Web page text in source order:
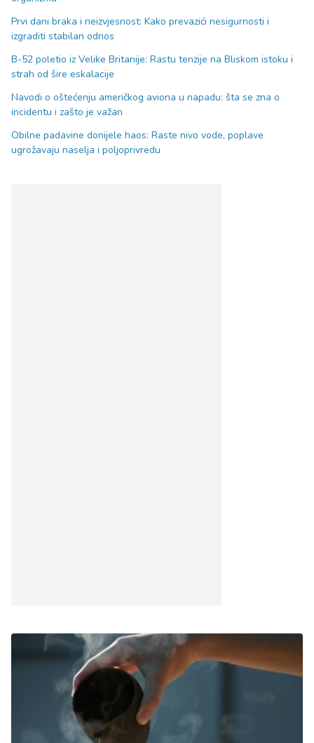
Prvi dani braka i neizvjesnost: Kako prevazići nesigurnosti i
izgraditi stabilan odnos
B-52 poletio iz Velike Britanije: Rastu tenzije na Bliskom istoku i
strah od šire eskalacije
Navodi o oštećenju američkog aviona u napadu: šta se zna o
incidentu i zašto je važan
Obilne padavine donijele haos: Raste nivo vode, poplave
ugrožavaju naselja i poljoprivredu